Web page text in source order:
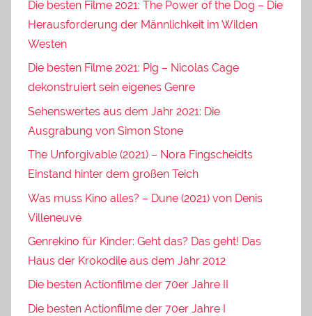
Die besten Filme 2021: The Power of the Dog – Die
Herausforderung der Männlichkeit im Wilden
Westen
Die besten Filme 2021: Pig – Nicolas Cage
dekonstruiert sein eigenes Genre
Sehenswertes aus dem Jahr 2021: Die
Ausgrabung von Simon Stone
The Unforgivable (2021) – Nora Fingscheidts
Einstand hinter dem großen Teich
Was muss Kino alles? – Dune (2021) von Denis
Villeneuve
Genrekino für Kinder: Geht das? Das geht! Das
Haus der Krokodile aus dem Jahr 2012
Die besten Actionfilme der 70er Jahre II
Die besten Actionfilme der 70er Jahre I